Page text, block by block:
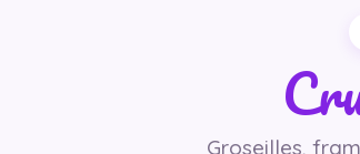
Groseilles,